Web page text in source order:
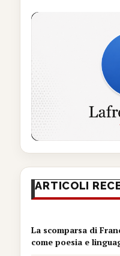
ARTICOLI
La scomparsa di
come poesia e